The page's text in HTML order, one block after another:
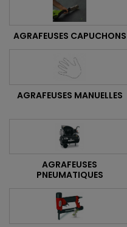
AGRAFEUSES CAPUCHONS
AGRAFEUSES MANUELLES
AGRAFEUSES
PNEUMATIQUES